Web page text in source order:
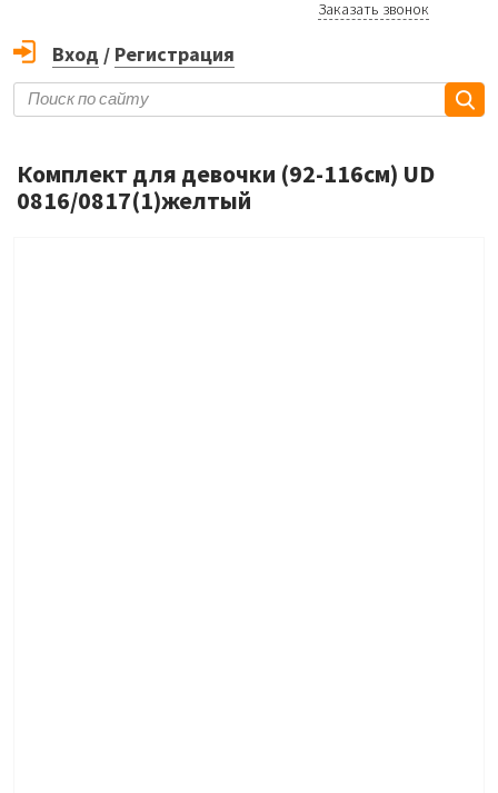
Заказать звонок
Вход / Регистрация
Комплект для девочки (92-116см) UD
0816/0817(1)желтый